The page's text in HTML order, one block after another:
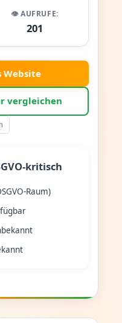
👁️ AUFRUFE:
201
Website
vergleichen
kritisch
Raum)